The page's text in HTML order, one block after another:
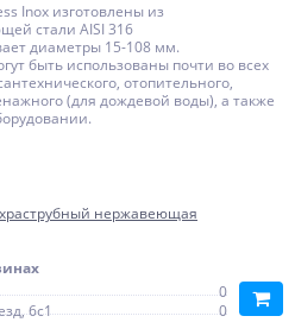
Inox изготовлены из
стали AISI 316
диаметры 15-108 мм.
быть использованы почти во всех
отопительного,
(для дождевой воды), а также
нержавеющая
0
6с1
0